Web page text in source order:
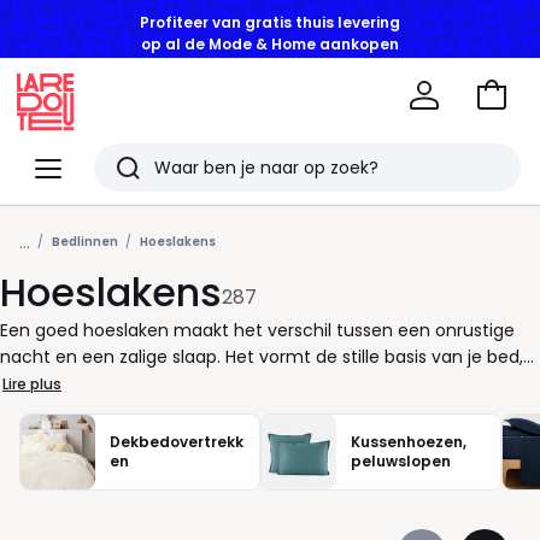
GOEDE DEALS | Tot -50% korting vanaf 2 artikelen*
Menu
Redoute
Zoeken
Laatst
bekeken
artikelen
Naar
... Bedlinnen Hoeslakens
Hoeslakens287
Een goed hoeslaken maakt het verschil tussen een onrustige
nacht en een zalige slaap. Het vormt de stille basis van je bed,
waar comfort begint nog vóór je onder de lakens kruipt. Een
goed gekozen hoeslaken sluit perfect rond je matras en blijft
netjes liggen, ook als je veel beweegt in je slaap. Geen
gevrommel, geen loszittende hoeken gewoon pure zachtheid
die meebeweegt met jouw ritme. Denk aan de juiste maat: het
Lire plus
Dekbedovertrekk
en
Kussenhoezen,
peluwslopen